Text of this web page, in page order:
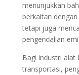
menunjukkan
berkaitan
tetapi juga
pengendalian
Bagi industri alat
transportasi,